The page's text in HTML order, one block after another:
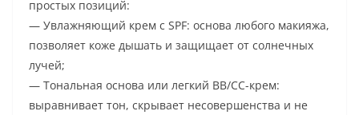
простых позиций:
— Увлажняющий крем с SPF: основа любого макияжа,
позволяет коже дышать и защищает от солнечных
лучей;
— Тональная основа или легкий BB/CC-крем:
выравнивает тон, скрывает несовершенства и не